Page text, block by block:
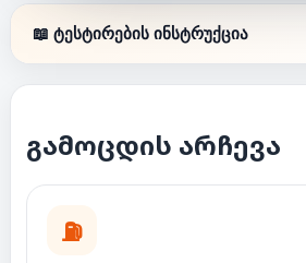
📖 ტესტირების ინსტრუქცია
გამოცდის არჩევა
⛽